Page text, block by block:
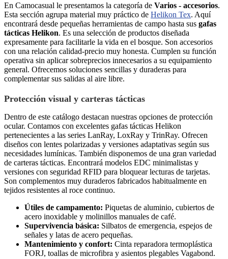
En Camocasual le presentamos la categoría de Varios - accesorios.
Esta sección agrupa material muy práctico de Helikon Tex. Aquí
encontrará desde pequeñas herramientas de campo hasta sus gafas
tácticas Helikon. Es una selección de productos diseñada
expresamente para facilitarle la vida en el bosque. Son accesorios
con una relación calidad-precio muy honesta. Cumplen su función
operativa sin aplicar sobreprecios innecesarios a su equipamiento
general. Ofrecemos soluciones sencillas y duraderas para
complementar sus salidas al aire libre.
Protección visual y carteras tácticas
Dentro de este catálogo destacan nuestras opciones de protección
ocular. Contamos con excelentes gafas tácticas Helikon
pertenecientes a las series LanRay, LoxRay y TrinRay. Ofrecen
diseños con lentes polarizadas y versiones adaptativas según sus
necesidades lumínicas. También disponemos de una gran variedad
de carteras tácticas. Encontrará modelos EDC minimalistas y
versiones con seguridad RFID para bloquear lecturas de tarjetas.
Son complementos muy duraderos fabricados habitualmente en
tejidos resistentes al roce continuo.
Útiles de campamento: Piquetas de aluminio, cubiertos de
acero inoxidable y molinillos manuales de café.
Supervivencia básica: Silbatos de emergencia, espejos de
señales y latas de acero pequeñas.
Mantenimiento y confort: Cinta reparadora termoplástica
FORJ, toallas de microfibra y asientos plegables Vagabond.